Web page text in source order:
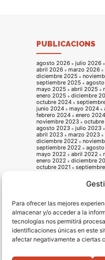
Para ofrecer las mejores
almacenar y/o acceder a la
tecnologías nos permitirá
identificaciones únicas en este
afectar negativamente a ciertas
PUBLICACIONS
agosto 2026 julio 2026
abril 2026
marzo 2026
diciembre 2025
septiembre 2025
mayo 2025
abril 2025
enero 2025
diciembre
octubre 2024
junio 2024
mayo 2024
febrero 2024
enero 2024
noviembre 2023
agosto 2023
julio 2023
abril 2023
marzo 2023
diciembre 2022
septiembre 2022
mayo 2022
abril 2022
enero 2022
diciembre
octubre 2021
enero 2021
abril 2020
marzo 2020
diciembre 2019
septiembre 2019
agosto
mayo 2019
abril 2019
enero 2019
diciembre
octubre 2018
junio 2018
mayo 2018
febrero 2018
junio 2017
mayo 2017